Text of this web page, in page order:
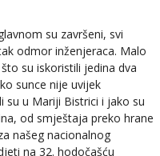
su završeni, svi
odmor inženjeraca. Malo
su iskoristili jedina dva
sunce nije uvijek
su u Mariji Bistrici i jako su
od smještaja preko hrane
našeg nacionalnog
na 32. hodočašću